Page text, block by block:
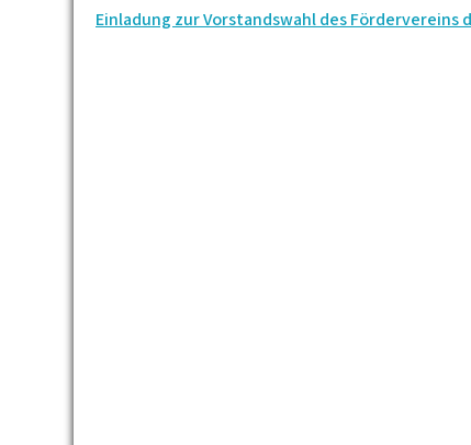
Beitrags-
Einladung zur Vorstandswahl des Fördervereins